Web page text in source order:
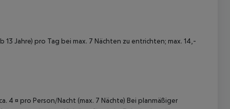
Jahre) pro Tag bei max. 7 Nächten zu entrichten; max. 14,-
4 ¤ pro Person/Nacht (max. 7 Nächte) Bei planmäßiger